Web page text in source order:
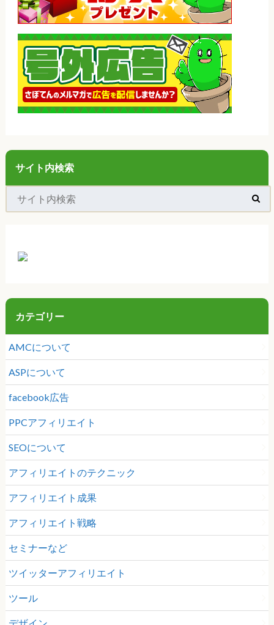
サイト内検索
カテゴリー
AMCについて
ASPについて
facebook広告
PPCアフィリエイト
SEOについて
アフィリエイトのテクニック
アフィリエイト成果
アフィリエイト戦略
セミナーなど
ツイッターアフィリエイト
ツール